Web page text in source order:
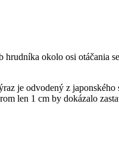
okolo osi otáčania
je odvodený z
len 1 cm by dokázalo